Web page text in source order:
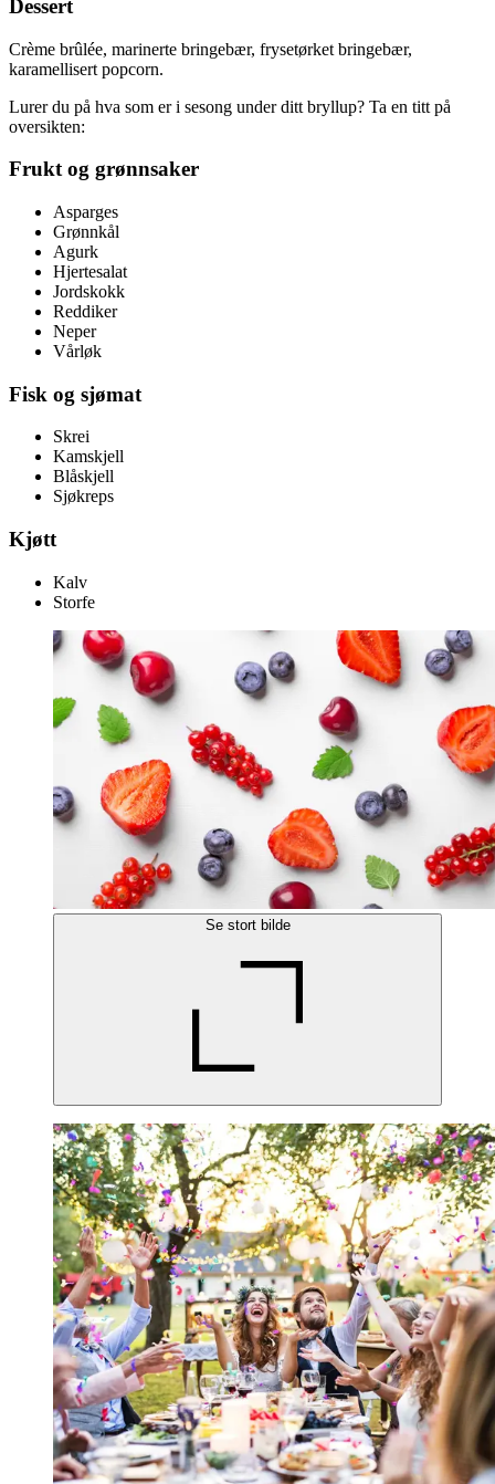
Dessert
Crème brûlée, marinerte bringebær, frysetørket bringebær,
karamellisert popcorn.
Lurer du på hva som er i sesong under ditt bryllup? Ta en titt på
oversikten:
Frukt og grønnsaker
Asparges
Grønnkål
Agurk
Hjertesalat
Jordskokk
Reddiker
Neper
Vårløk
Fisk og sjømat
Skrei
Kamskjell
Blåskjell
Sjøkreps
Kjøtt
Kalv
Storfe
Se stort bilde